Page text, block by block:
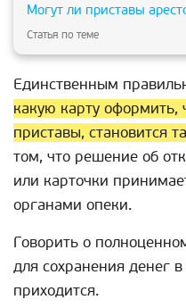
Могут ли приставы
Статья по теме
Единственным
какую карту оформить,
приставы, становится
том, что решение об
или карточки
органами опеки.
Говорить о
для сохранения денег
приходится.